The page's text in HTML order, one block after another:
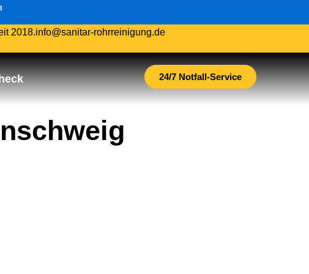
2018.info@sanitar-rohrreinigung.de
24/7 Notfall-Service